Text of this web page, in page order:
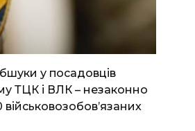
у посадовців
ТЦК і ВЛК – незаконно